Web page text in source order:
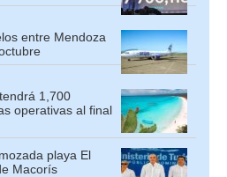
entre Mendoza
1,700
operativas al final
playa El
Macorís